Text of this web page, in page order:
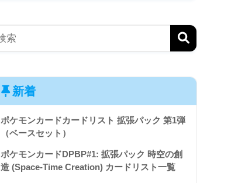
新着
ポケモンカードカードリスト 拡張パック 第1弾
（ベースセット）
ポケモンカードDPBP#1: 拡張パック 時空の創
造 (Space-Time Creation) カードリスト一覧